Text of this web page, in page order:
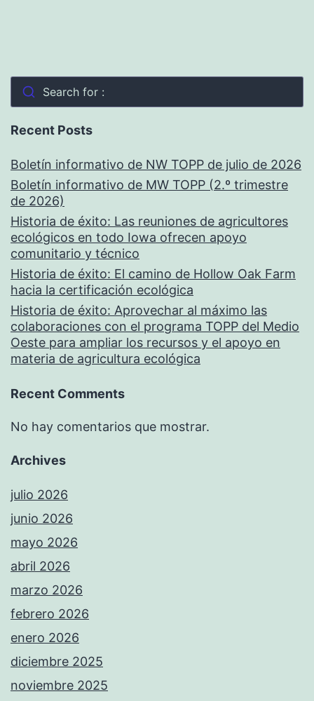
Search for :
Recent Posts
Boletín informativo de NW TOPP de julio de 2026
Boletín informativo de MW TOPP (2.º trimestre
de 2026)
Historia de éxito: Las reuniones de agricultores
ecológicos en todo Iowa ofrecen apoyo
comunitario y técnico
Historia de éxito: El camino de Hollow Oak Farm
hacia la certificación ecológica
Historia de éxito: Aprovechar al máximo las
colaboraciones con el programa TOPP del Medio
Oeste para ampliar los recursos y el apoyo en
materia de agricultura ecológica
Recent Comments
No hay comentarios que mostrar.
Archives
julio 2026
junio 2026
mayo 2026
abril 2026
marzo 2026
febrero 2026
enero 2026
diciembre 2025
noviembre 2025